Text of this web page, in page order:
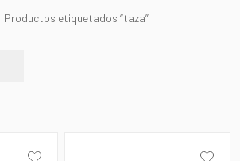
Productos etiquetados “taza”